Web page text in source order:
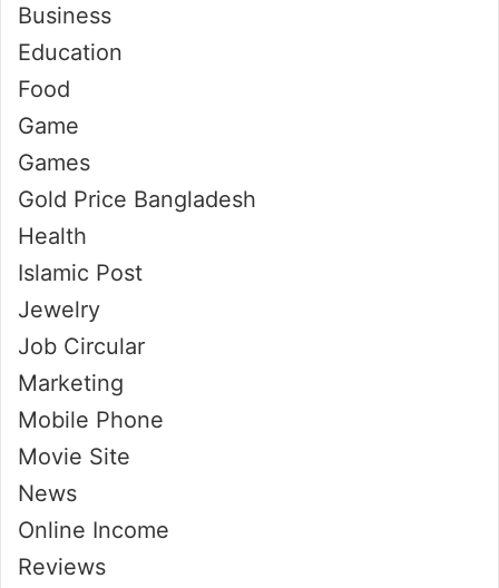
Business
Education
Food
Game
Games
Gold Price Bangladesh
Health
Islamic Post
Jewelry
Job Circular
Marketing
Mobile Phone
Movie Site
News
Online Income
Reviews